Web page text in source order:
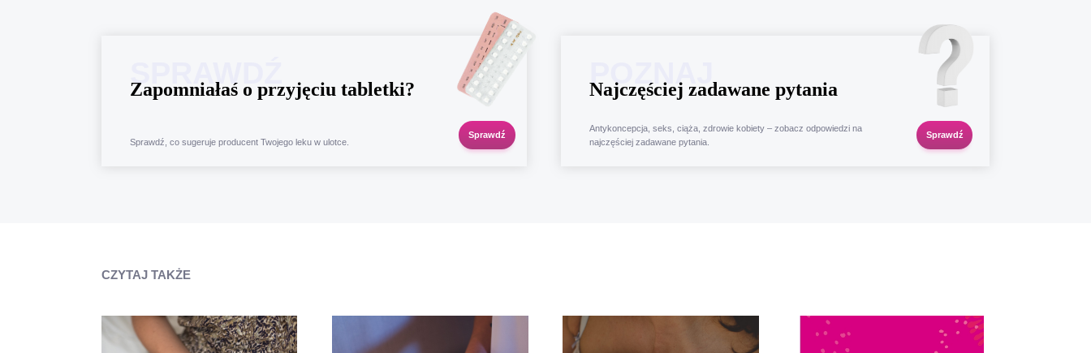
SPRAWDŹ
Zapomniałaś o przyjęciu tabletki?
Sprawdź, co sugeruje producent Twojego leku w ulotce.
Sprawdź
POZNAJ
Najczęściejzadawane pytania
Antykoncepcja, seks, ciąża, zdrowie kobiety – zobacz odpowiedzi na
najczęściej zadawane pytania.
Sprawdź
CZYTAJ TAKŻE